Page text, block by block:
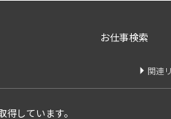
を請求することができます。
変更があった場合は訂正、追
去、または第三者提供停止を
けております。
お仕事検索
関連
しています。